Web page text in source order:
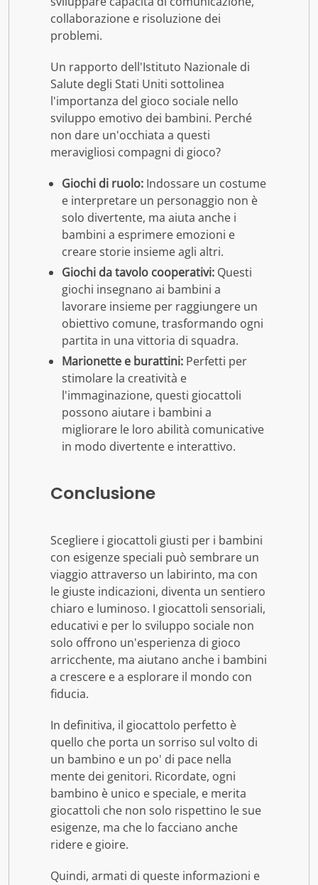
collaborazione e risoluzione dei
problemi.
Un rapporto dell'Istituto Nazionale di
Salute degli Stati Uniti sottolinea
l'importanza del gioco sociale nello
sviluppo emotivo dei bambini. Perché
non dare un'occhiata a questi
meravigliosi compagni di gioco?
Giochi di ruolo: Indossare un costume
e interpretare un personaggio non è
solo divertente, ma aiuta anche i
bambini a esprimere emozioni e
creare storie insieme agli altri.
Giochi da tavolo cooperativi: Questi
giochi insegnano ai bambini a
lavorare insieme per raggiungere un
obiettivo comune, trasformando ogni
partita in una vittoria di squadra.
Marionette e burattini: Perfetti per
stimolare la creatività e
l'immaginazione, questi giocattoli
possono aiutare i bambini a
migliorare le loro abilità comunicative
in modo divertente e interattivo.
Conclusione
Scegliere i giocattoli giusti per i bambini
con esigenze speciali può sembrare un
viaggio attraverso un labirinto, ma con
le giuste indicazioni, diventa un sentiero
chiaro e luminoso. I giocattoli sensoriali,
educativi e per lo sviluppo sociale non
solo offrono un'esperienza di gioco
arricchente, ma aiutano anche i bambini
a crescere e a esplorare il mondo con
fiducia.
In definitiva, il giocattolo perfetto è
quello che porta un sorriso sul volto di
un bambino e un po' di pace nella
mente dei genitori. Ricordate, ogni
bambino è unico e speciale, e merita
giocattoli che non solo rispettino le sue
esigenze, ma che lo facciano anche
ridere e gioire.
Quindi, armati di queste informazioni e